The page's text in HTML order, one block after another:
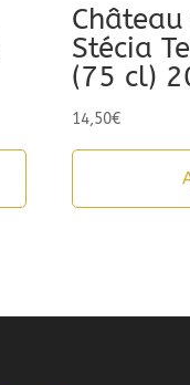
Château
Stécia
(75 cl)
14,50€